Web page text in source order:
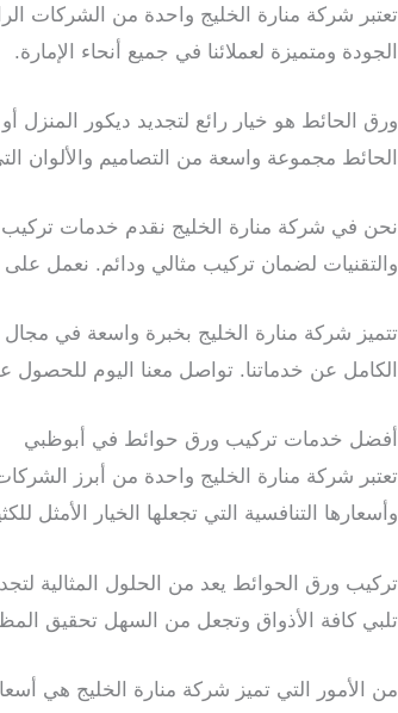
تعتبر شركة منارة الخليج واحدة من الشركات
الجودة ومتميزة لعملائنا في جميع أنحاء الإمارة.
ورق الحائط هو خيار رائع لتجديد ديكور المنزل
الحائط مجموعة واسعة من التصاميم والألوان
نحن في شركة منارة الخليج نقدم خدمات تركيب
والتقنيات لضمان تركيب مثالي ودائم. نعمل
تتميز شركة منارة الخليج بخبرة واسعة في
الكامل عن خدماتنا. تواصل معنا اليوم للحصول
أفضل خدمات تركيب ورق حوائط في أبوظبي
تعتبر شركة منارة الخليج واحدة من أبرز
وأسعارها التنافسية التي تجعلها الخيار الأمثل
تركيب ورق الحوائط يعد من الحلول المثالية
تلبي كافة الأذواق وتجعل من السهل تحقيق
من الأمور التي تميز شركة منارة الخليج هي